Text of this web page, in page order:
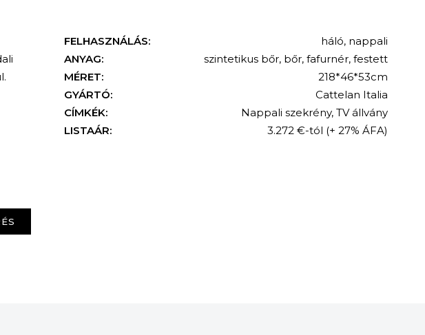
FELHASZNÁLÁS: háló, nappali
ANYAG:
szintetikus bőr, bőr,fafurnér,festett
MÉRET:
218*46*53cm
GYÁRTÓ:
Cattelan Italia
CÍMKÉK:
Nappali szekrény,TV állvány
LISTAÁR:
3.272 €-tól (+ 27% ÁFA)